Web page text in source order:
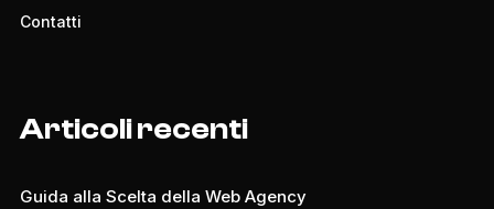
Contatti
Articoli recenti
Guida alla Scelta della Web Agency